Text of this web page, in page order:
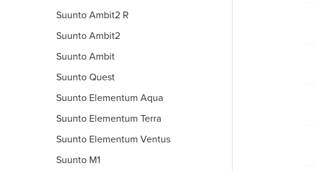
Suunto Ambit2 R
Suunto Ambit2
Suunto Ambit
Suunto Quest
Suunto Elementum Aqua
Suunto Elementum Terra
Suunto Elementum Ventus
Suunto M1